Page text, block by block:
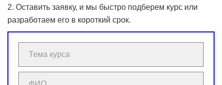
2. Оставить заявку, и мы быстро подберем курс или
разработаем его в короткий срок.